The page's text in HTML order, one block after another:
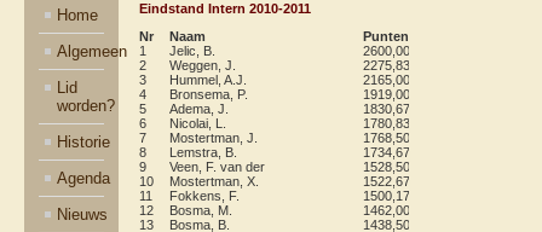
Home
Algemeen
Lid
worden?
Historie
Agenda
Nieuws
Eindstand Intern 2010-2011
Nr
Naam Punten
1
Jelic, B. 2600,00
2
Weggen, J. 2275,83
3
Hummel, A.J. 2165,00
4
Bronsema, P. 1919,00
5
Adema, J. 1830,67
6
Nicolai, L. 1780,83
7
Mostertman, J. 1768,50
8
Lemstra, B. 1734,67
9
Veen, F. van der 1528,50
10
Mostertman, X. 1522,67
11
Fokkens, F. 1500,17
12
Bosma, M. 1462,00
13
Bosma, B. 1438,50